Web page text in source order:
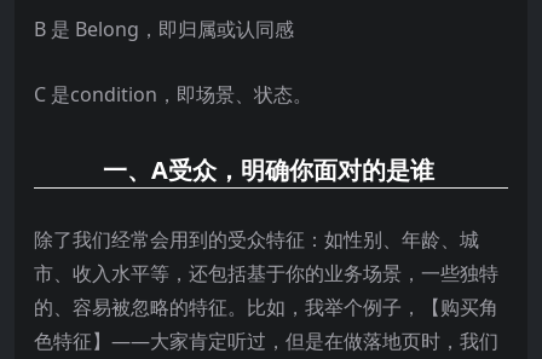
B 是 Belong，即归属或认同感
C 是condition，即场景、状态。
一、A受众，明确你面对的是谁
除了我们经常会用到的受众特征：如性别、年龄、城
市、收入水平等，还包括基于你的业务场景，一些独特
的、容易被忽略的特征。比如，我举个例子，【购买角
色特征】——大家肯定听过，但是在做落地页时，我们